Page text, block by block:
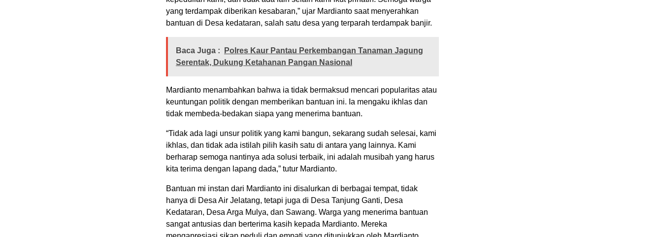
yang terdampak diberikan kesabaran,” ujar Mardianto saat menyerahkan
bantuan di Desa kedataran, salah satu desa yang terparah terdampak banjir.
Baca Juga :
Polres Kaur Pantau Perkembangan Tanaman Jagung
Serentak, Dukung Ketahanan Pangan Nasional
Mardianto menambahkan bahwa ia tidak bermaksud mencari popularitas atau
keuntungan politik dengan memberikan bantuan ini. Ia mengaku ikhlas dan
tidak membeda-bedakan siapa yang menerima bantuan.
“Tidak ada lagi unsur politik yang kami bangun, sekarang sudah selesai, kami
ikhlas, dan tidak ada istilah pilih kasih satu di antara yang lainnya. Kami
berharap semoga nantinya ada solusi terbaik, ini adalah musibah yang harus
kita terima dengan lapang dada,” tutur Mardianto.
Bantuan mi instan dari Mardianto ini disalurkan di berbagai tempat, tidak
hanya di Desa Air Jelatang, tetapi juga di Desa Tanjung Ganti, Desa
Kedataran, Desa Arga Mulya, dan Sawang. Warga yang menerima bantuan
sangat antusias dan berterima kasih kepada Mardianto. Mereka